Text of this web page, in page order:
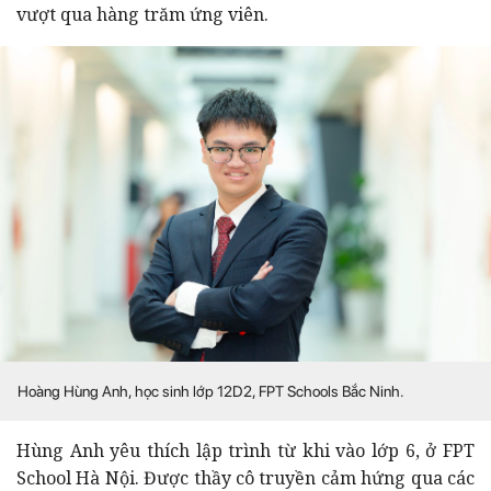
vượt qua hàng trăm ứng viên.
Hoàng Hùng Anh, học sinh lớp 12D2, FPT Schools Bắc Ninh.
Hùng Anh yêu thích lập trình từ khi vào lớp 6, ở FPT
School Hà Nội. Được thầy cô truyền cảm hứng qua các